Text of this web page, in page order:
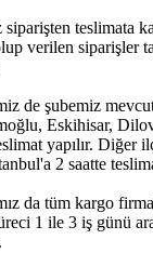
teslimata
verilen siparişler
de şubemiz
Eskihisar,
yapılır. Diğer
2 saatte
da tüm kargo
1 ile 3 iş günü